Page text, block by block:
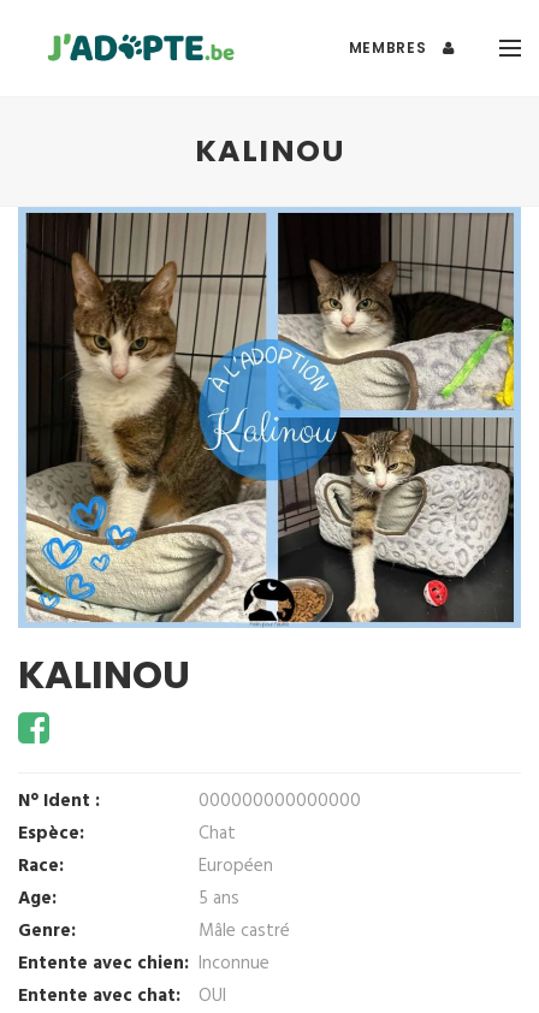
MEMBRES
KALINOU
KALINOU
N° Ident :
000000000000000
Espèce:
Chat
Race:
Européen
Age:
5 ans
Genre:
Mâle castré
Entente avec chien: Inconnue
Entente avec chat:
OUI